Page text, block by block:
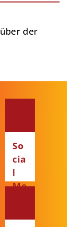
der
So
cia
l
Me